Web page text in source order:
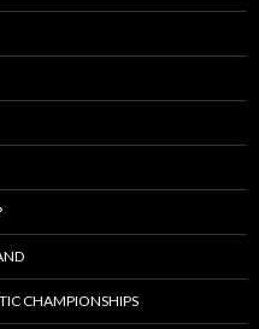
CHAMPIONSHIPS